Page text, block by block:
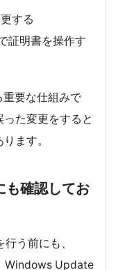
する
証明書を操作す
要な仕組みで
た変更をすると
ます。
確認してお
う前にも、
Windows Update